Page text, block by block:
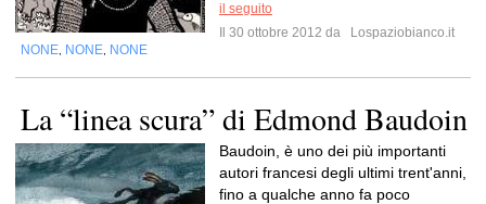
il seguito
Il 30 ottobre 2012 da
Lospaziobianco.it
NONE NONE NONE
La “linea scura” di Edmond Baudoin
Baudoin, è uno dei più importanti
autori francesi degli ultimi trent'anni,
fino a qualche anno fa poco